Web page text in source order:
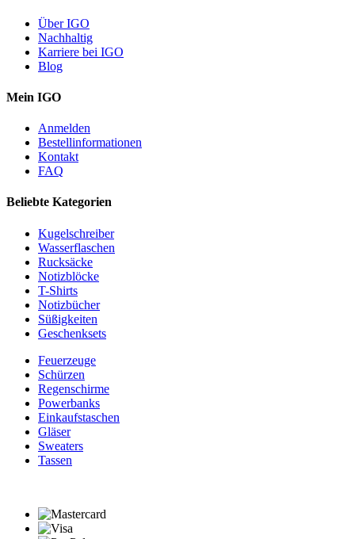
Über IGO
Nachhaltig
Karriere bei IGO
Blog
Mein IGO
Anmelden
Bestellinformationen
Kontakt
FAQ
Beliebte Kategorien
Kugelschreiber
Wasserflaschen
Rucksäcke
Notizblöcke
T-Shirts
Notizbücher
Süßigkeiten
Geschenksets
Feuerzeuge
Schürzen
Regenschirme
Powerbanks
Einkaufstaschen
Gläser
Sweaters
Tassen